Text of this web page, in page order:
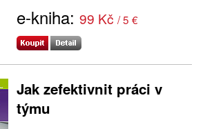
e-kniha: 99 Kč / 5 €
Jak zefektivnit práci v
týmu